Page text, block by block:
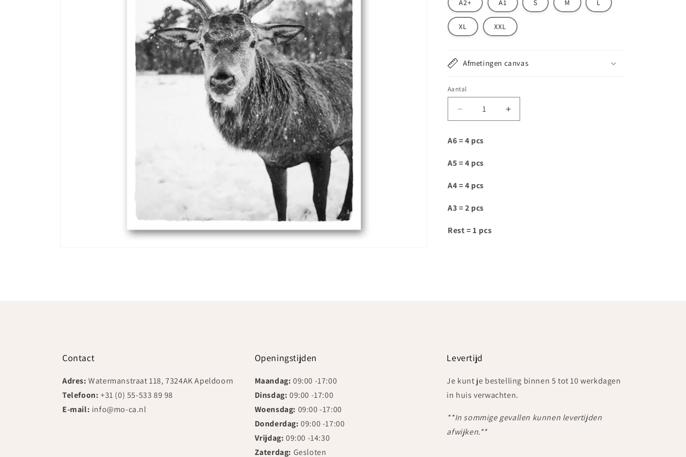
A2+ A1 S M L
XL XXL
Afmetingen canvas
Aantal
Aantal
verlagen
D151
Aantal
verhogen
A6 = 4 pcs
A5 = 4 pcs
A4 = 4 pcs
A3 = 2 pcs
Rest = 1 pcs
Contact
Adres:Watermanstraat 118, 7324AK Apeldoorn
Telefoon: +31 (0) 55-533 89 98
E-mail: info@mo-ca.nl
Openingstijden
Maandag: 09:00 -17:00
Dinsdag:09:00 -17:00
Woensdag: 09:00 -17:00
Donderdag: 09:00 -17:00
Vrijdag: 09:00 -14:30
Zaterdag: Gesloten
Levertijd
Je kunt je bestelling binnen 5 tot 10 werkdagen
in huis verwachten.
**In sommige gevallen kunnen levertijden
afwijken.**